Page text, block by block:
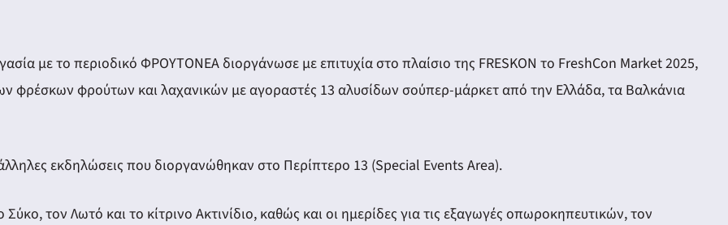
με το περιοδικό ΦΡΟΥΤΟΝΕΑ διοργάνωσε με επιτυχία στο πλαίσιο της FRESKON το FreshCon Market 2025,
φρέσκων φρούτων και λαχανικών με αγοραστές 13 αλυσίδων σούπερ-μάρκετ από την Ελλάδα, τα Βαλκάνια
εκδηλώσεις που διοργανώθηκαν στο Περίπτερο 13 (Special Events Area).
τον Λωτό και το κίτρινο Ακτινίδιο, καθώς και οι ημερίδες για τις εξαγωγές οπωροκηπευτικών, τον